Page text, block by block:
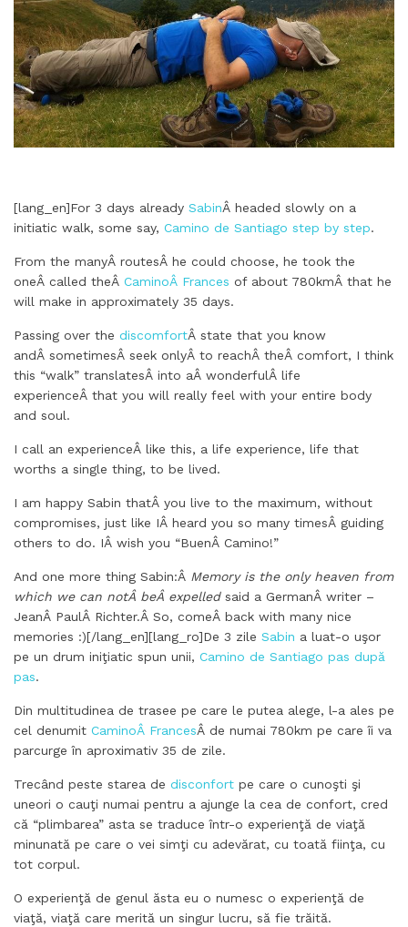
[lang_en]For 3 days already SabinÂ headed slowly on a
initiatic walk, some say, Camino de Santiago step by step.
From the manyÂ routesÂ he could choose, he took the
oneÂ called theÂ CaminoÂ Frances of about 780kmÂ that he
will make in approximately 35 days.
Passing over the discomfortÂ state that you know
andÂ sometimesÂ seek onlyÂ to reachÂ theÂ comfort, I think
this “walk” translatesÂ into aÂ wonderfulÂ life
experienceÂ that you will really feel with your entire body
and soul.
I call an experienceÂ like this, a life experience, life that
worths a single thing, to be lived.
I am happy Sabin thatÂ you live to the maximum, without
compromises, just like IÂ heard you so many timesÂ guiding
others to do. IÂ wish you “BuenÂ Camino!”
And one more thing Sabin:Â Memory is the only heaven from
which we can notÂ beÂ expelledsaid a GermanÂ writer –
JeanÂ PaulÂ Richter.Â So, comeÂ back with many nice
memories :)[/lang_en][lang_ro]De 3 zile Sabin a luat-o uşor
pe un drum iniţiatic spun unii, Camino de Santiago pas după
pas.
Din multitudinea de trasee pe care le putea alege, l-a ales pe
cel denumit CaminoÂ FrancesÂ de numai 780km pe care îi va
parcurge în aproximativ 35 de zile.
Trecând peste starea de disconfort pe care o cunoşti şi
uneori o cauţi numai pentru a ajunge la cea de confort, cred
că “plimbarea” asta se traduce într-o experienţă de viaţă
minunată pe care o vei simţi cu adevărat, cu toată fiinţa, cu
tot corpul.
O experienţă de genul ăsta eu o numesc o experienţă de
viaţă, viaţă care merită un singur lucru, să fie trăită.